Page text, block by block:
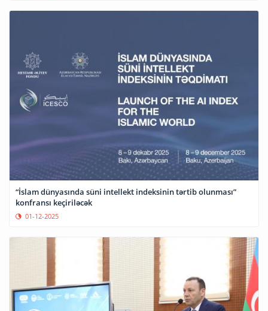
“İslam dünyasında süni intellekt indeksinin tərtib olunması”
konfransı keçiriləcək
01-12-2025